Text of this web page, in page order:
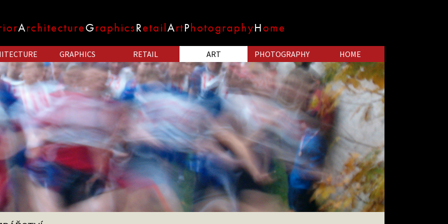
GRAPHICS RETAIL ART PHOTOGRAPHY HOME